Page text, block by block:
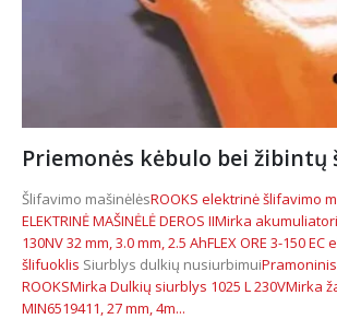
Priemonės kėbulo bei
Šlifavimo mašinėlėsROOKS elektrinė šlifavimo
ELEKTRINĖ MAŠINĖLĖ DEROS IIMirka
130NV 32 mm, 3.0 mm, 2.5 AhFLEX ORE 3-150
šlifuoklis Siurblys dulkių nusiurbimui
ROOKSMirka Dulkių siurblys 1025 L 230VMirka
MIN6519411, 27 mm, 4m...